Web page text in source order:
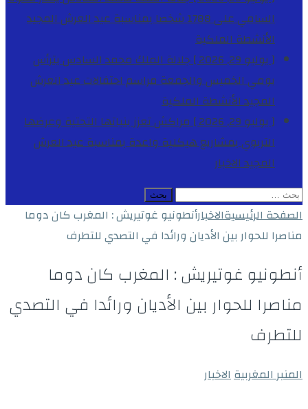
السامي على 1788 شخصا بمناسبة عيد العرش المجيد
الأنشطة الملكية
[ يوليو 29, 2026 ]
جلالة الملك محمد السادس يترأس
يومي الخميس والجمعة مراسم احتفالات عيد العرش
المجيدالأنشطة الملكية
[ يوليو 29, 2026 ]
مراكش تعزز بنياتها التحتية وعرضها
التربوي بمشاريع هيكلية واعدة بمناسبة عيد العرش
المجيدالاخبار
البحث
عن:
الصفحة الرئيسيةالاخبارأنطونيو غوتيريش : المغرب كان دوما
مناصرا للحوار بين الأديان ورائدا في التصدي للتطرف
أنطونيو غوتيريش : المغرب كان دوما
مناصرا للحوار بين الأديان ورائدا في التصدي
للتطرف
المنبر المغربيةالاخبار